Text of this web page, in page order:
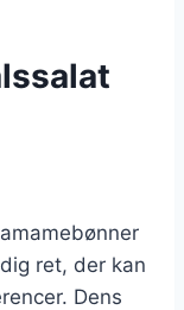
ret, der kan
Dens